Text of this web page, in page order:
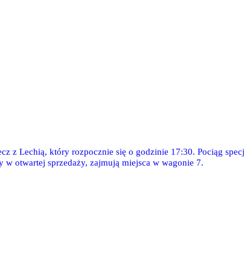
z Lechią, który rozpocznie się o godzinie 17:30. Pociąg
otwartej sprzedaży, zajmują miejsca w wagonie 7.